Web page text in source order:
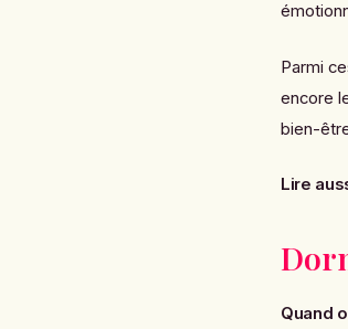
Parmi
encore
bien-
Lire
Quand